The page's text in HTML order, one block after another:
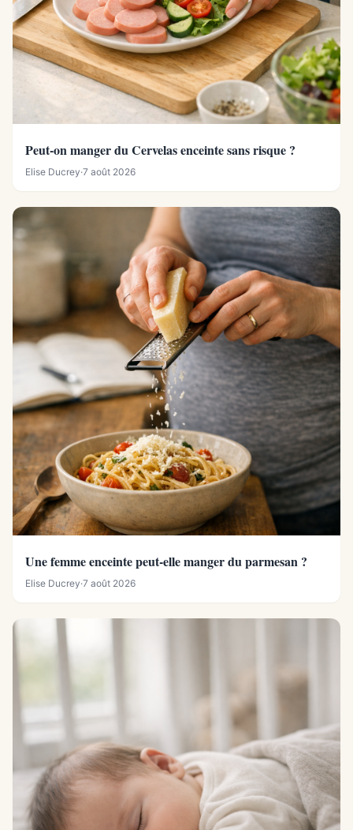
Peut-on manger du Cervelas enceinte sans risque ?
Elise Ducrey·7 août 2026
Une femme enceinte peut-elle manger du parmesan ?
Elise Ducrey·7 août 2026